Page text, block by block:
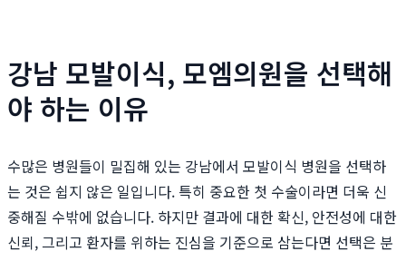
강남 모발이식, 모엠의원을 선택해
야 하는 이유
수많은 병원들이 밀집해 있는 강남에서 모발이식 병원을 선택하
는 것은 쉽지 않은 일입니다. 특히 중요한 첫 수술이라면 더욱 신
중해질 수밖에 없습니다. 하지만 결과에 대한 확신, 안전성에 대한
신뢰, 그리고 환자를 위하는 진심을 기준으로 삼는다면 선택은 분